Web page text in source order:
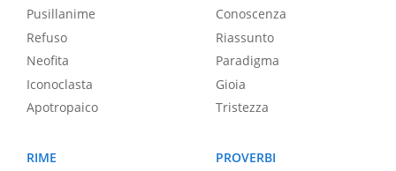
Pusillanime
Refuso
Neofita
Iconoclasta
Apotropaico
Conoscenza
Riassunto
Paradigma
Gioia
Tristezza
RIME
PROVERBI